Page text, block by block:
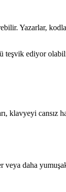
Yazarlar,
teşvik ediyor
klavyeyi cansız
daha